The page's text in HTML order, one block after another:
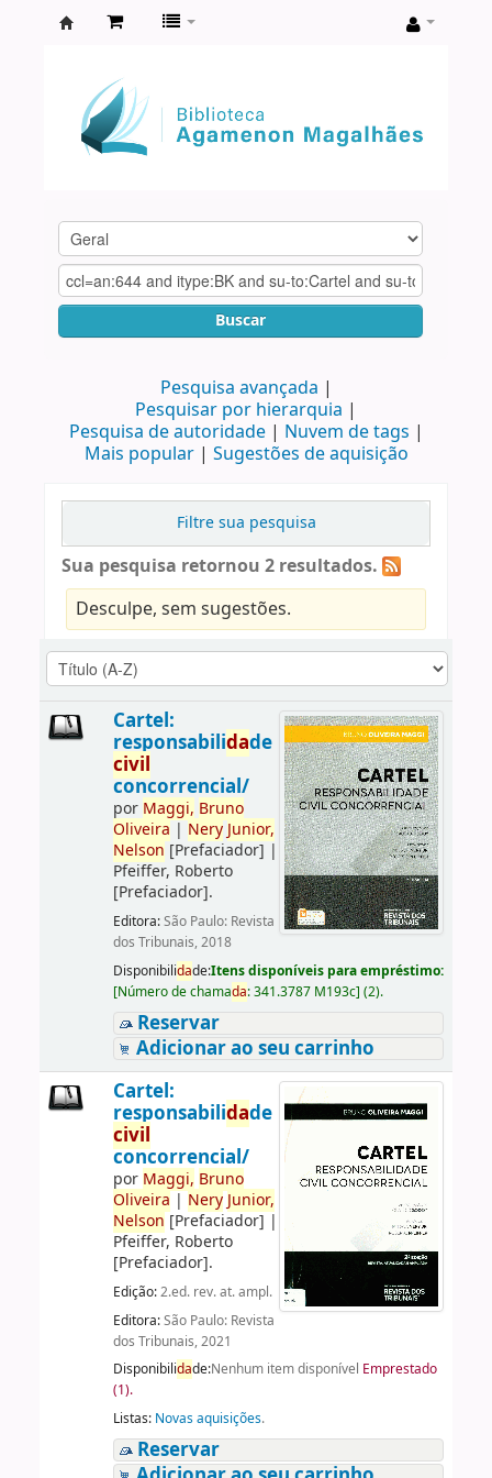
Agamenon
Magalhães
Buscar
Pesquisa avançada
Pesquisar por hierarquia
Pesquisa de autoridade
Nuvem de tags
Mais popular
Sugestões de aquisição
Filtre sua pesquisa
Sua pesquisa retornou 2 resultados.
Desculpe, sem sugestões.
Cartel:
responsabilidade
civil
concorrencial/
por Maggi, Bruno
Oliveira | Nery Junior,
Nelson [Prefaciador] |
Pfeiffer, Roberto
[Prefaciador].
Editora:São Paulo: Revista
dos Tribunais, 2018
Disponibilidade:Itens disponíveis para empréstimo:
[Número de chamada:341.3787 M193c] (2).
Reservar
Adicionar ao seu carrinho
Cartel:
responsabilidade
civil
concorrencial/
por Maggi, Bruno
Oliveira | Nery Junior,
Nelson [Prefaciador] |
Pfeiffer, Roberto
[Prefaciador].
Edição:2.ed. rev. at. ampl.
Editora:São Paulo: Revista
dos Tribunais, 2021
Disponibilidade:Nenhum item disponível Emprestado
(1).
Listas: Novas aquisições.
Reservar